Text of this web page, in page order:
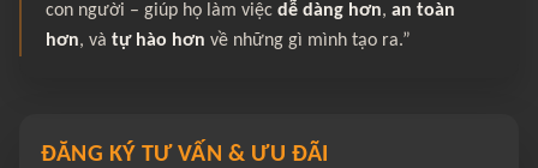
con người – giúp họ làm việc dễ dàng hơn, an toàn
hơn, và tự hào hơn về những gì mình tạo ra.”
ĐĂNG KÝ TƯ VẤN & ƯU ĐÃI